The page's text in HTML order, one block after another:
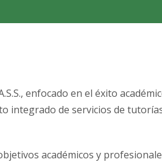
enfocado en el éxito
integrado de servicios de
académicos y